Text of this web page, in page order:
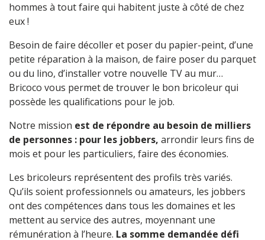
hommes à tout faire qui habitent juste à côté de chez
eux !
Besoin de faire décoller et poser du papier-peint, d’une
petite réparation à la maison, de faire poser du parquet
ou du lino, d’installer votre nouvelle TV au mur…
Bricoco vous permet de trouver le bon bricoleur qui
possède les qualifications pour le job.
Notre mission est de répondre au besoin de milliers
de personnes : pour les jobbers, arrondir leurs fins de
mois et pour les particuliers, faire des économies.
Les bricoleurs représentent des profils très variés.
Qu’ils soient professionnels ou amateurs, les jobbers
ont des compétences dans tous les domaines et les
mettent au service des autres, moyennant une
rémunération à l’heure. La somme demandée défi